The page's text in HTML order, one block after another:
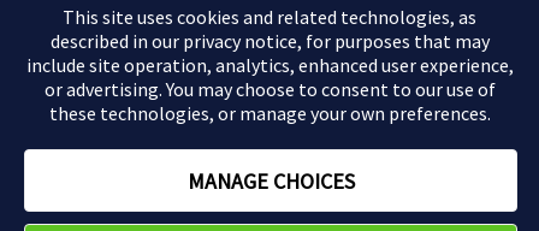
BR-ABBV-240304. 04/2026.
Copyright ©2024 AbbVie Brasil.
This site uses cookies and related technologies, as
described in our privacy notice, for purposes that may
include site operation, analytics, enhanced user experience,
or advertising. You may choose to consent to our use of
these technologies, or manage your own preferences.
MANAGE CHOICES